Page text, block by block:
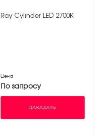
Ray Cylinder LED 2700К
Цена
По запросу
ЗАКАЗАТЬ